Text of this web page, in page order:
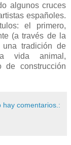
algunos cruces
españoles.
el primero,
(a través de la
tradición de
vida animal,
de construcción
hay comentarios.: